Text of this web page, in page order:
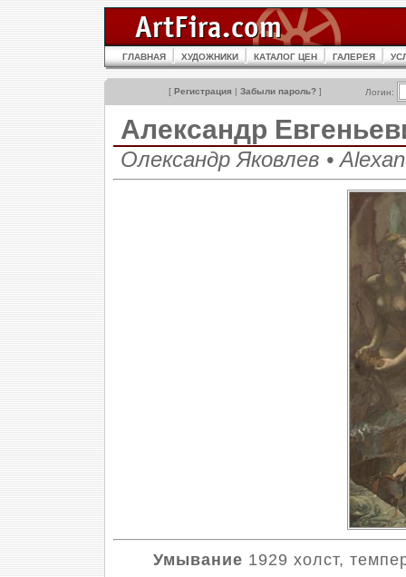
ГЛАВНАЯ ХУДОЖНИКИ КАТАЛОГ ЦЕН ГАЛЕРЕЯ
[ Регистрация | Забыли пароль? ] Логин:
Александр
Олександр Яковлев •
Умывание 1929 холст,